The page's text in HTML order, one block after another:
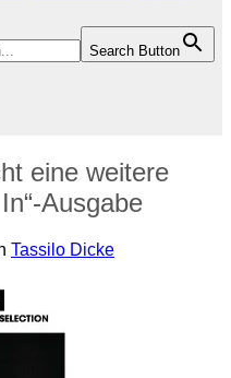
Search Button
eine weitere
Ausgabe
Tassilo Dicke